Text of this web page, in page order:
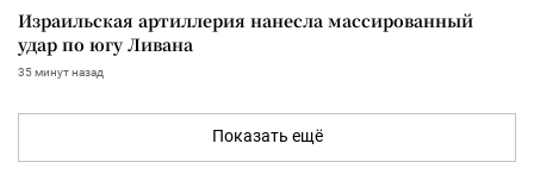
Израильская артиллерия нанесла массированный
удар по югу Ливана
35 минут назад
Показать ещё